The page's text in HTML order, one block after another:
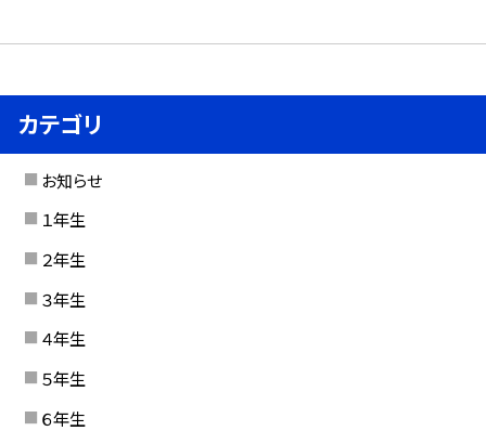
カテゴリ
お知らせ
１年生
２年生
３年生
４年生
５年生
６年生